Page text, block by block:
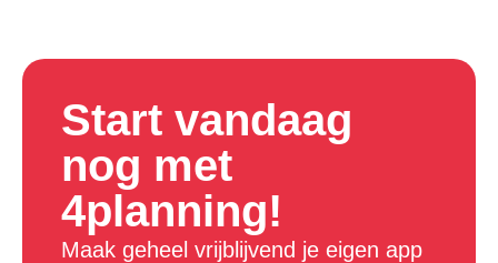
Start vandaag
nog met
4planning!
Maak geheel vrijblijvend je eigen app